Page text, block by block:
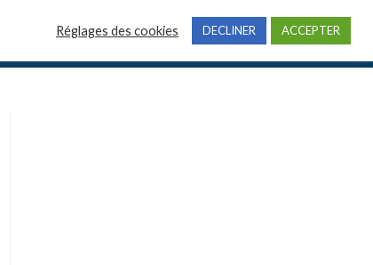
Actualités Contact
Réglages des cookies DECLINER ACCEPTER